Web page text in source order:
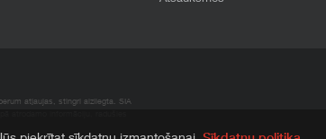
atļaujas, stingri aizliegta. SIA